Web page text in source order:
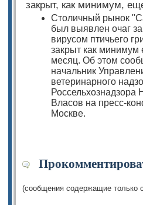
закрыт, как минимум,
Столичный рынок
был выявлен очаг
вирусом птичьего
закрыт как
месяц. Об этом
начальник
ветеринарного
Россельхознадзора
Власов на пресс-
Москве.
(сообщения содержащие только